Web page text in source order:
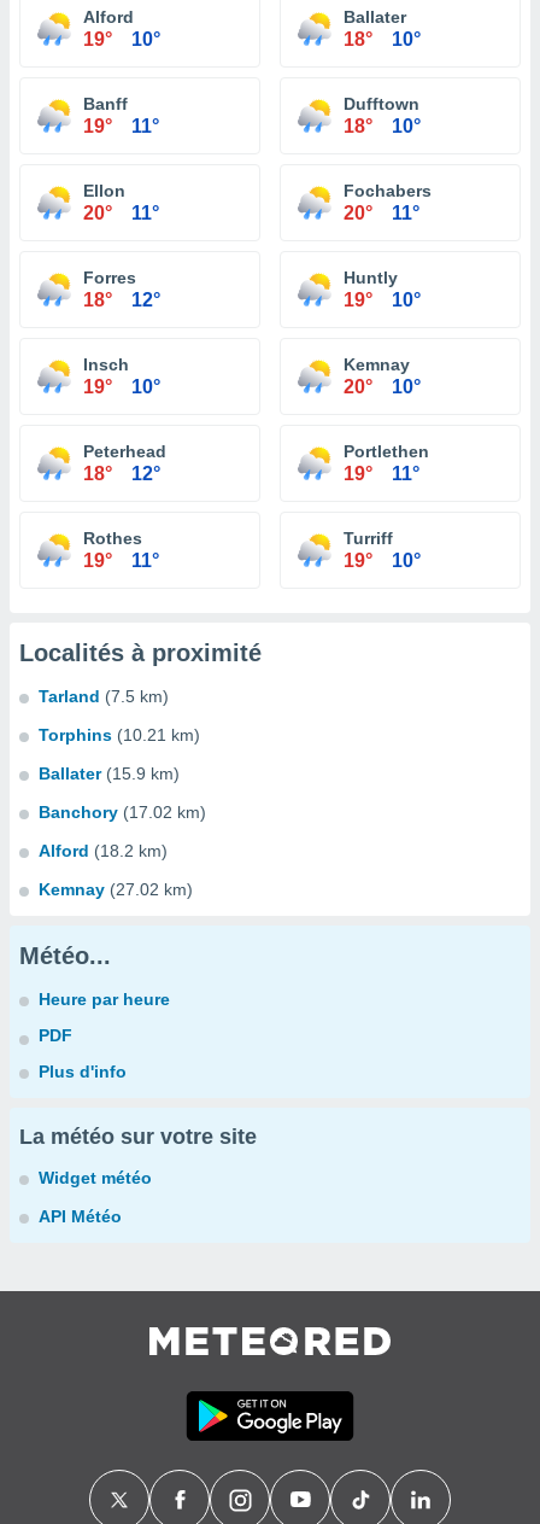
Alford
19° 10°
Ballater
18° 10°
Banff
19° 11°
Dufftown
18° 10°
Ellon
20° 11°
Fochabers
20° 11°
Forres
18° 12°
Huntly
19° 10°
Insch
19° 10°
Kemnay
20° 10°
Peterhead
18° 12°
Portlethen
19° 11°
Rothes
19° 11°
Turriff
19° 10°
Localités à proximité
Tarland (7.5 km)
Torphins (10.21 km)
Ballater (15.9 km)
Banchory (17.02 km)
Alford (18.2 km)
Kemnay (27.02 km)
Météo...
Heure par heure
PDF
Plus d'info
La météo sur votre site
Widget météo
API Météo